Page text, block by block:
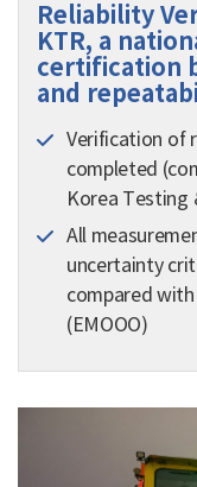
Reliability
KTR, a
certification
and
Verification of
completed
Korea Testing
All
uncertainty
compared
(EMOOO)